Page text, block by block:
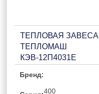
ТЕПЛОВАЯ ЗАВЕСА
ТЕПЛОМАШ
КЭВ-12П4031Е
Бренд:
400